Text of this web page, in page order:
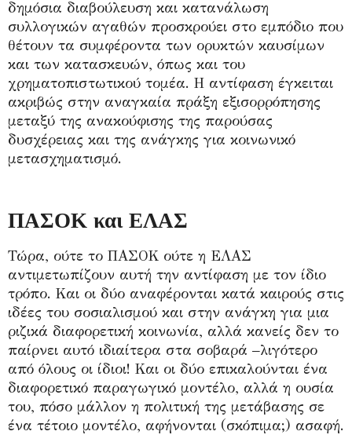
δημόσια διαβούλευση και κατανάλωση
συλλογικών αγαθών προσκρούει στο εμπόδιο που
θέτουν τα συμφέροντα των ορυκτών καυσίμων
και των κατασκευών, όπως και του
χρηματοπιστωτικού τομέα. Η αντίφαση έγκειται
ακριβώς στην αναγκαία πράξη εξισορρόπησης
μεταξύ της ανακούφισης της παρούσας
δυσχέρειας και της ανάγκης για κοινωνικό
μετασχηματισμό.
ΠΑΣΟΚ και ΕΛΑΣ
Τώρα, ούτε το ΠΑΣΟΚ ούτε η ΕΛΑΣ
αντιμετωπίζουν αυτή την αντίφαση με τον ίδιο
τρόπο. Και οι δύο αναφέρονται κατά καιρούς στις
ιδέες του σοσιαλισμού και στην ανάγκη για μια
ριζικά διαφορετική κοινωνία, αλλά κανείς δεν το
παίρνει αυτό ιδιαίτερα στα σοβαρά –λιγότερο
από όλους οι ίδιοι! Και οι δύο επικαλούνται ένα
διαφορετικό παραγωγικό μοντέλο, αλλά η ουσία
του, πόσο μάλλον η πολιτική της μετάβασης σε
ένα τέτοιο μοντέλο, αφήνονται (σκόπιμα;) ασαφή.